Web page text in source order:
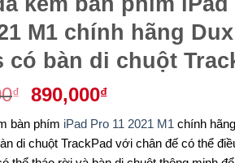
M1 chính hãng Dux
có bàn di chuột
₫
Giá
là:
990,000₫.
890,000₫Giá
tại
là:
bàn phím iPad Pro 11 2021 M1 chính
di chuột TrackPad với chân đế có thể